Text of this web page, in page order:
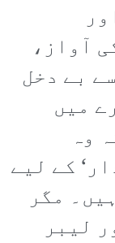
آواز،
بے دخل
میں
وہ
کے لیے
مگر
لیبر